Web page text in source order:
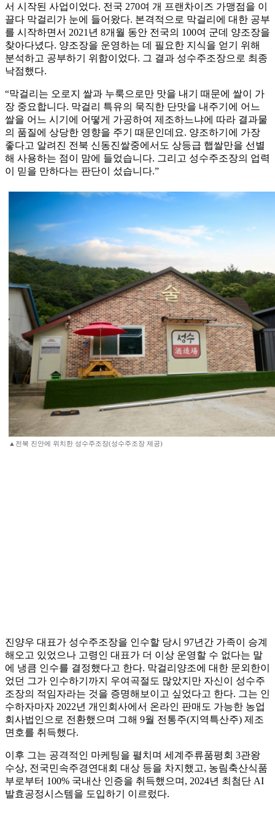
서 시작된 사업이었다. 전국 270여 개 프랜차이즈 가맹점을 이
끌다 막걸리가 눈에 들어왔다. 본격적으로 막걸리에 대한 공부
를 시작하면서 2021년 8개월 동안 전국의 100여 군데 양조장을
찾아다녔다. 양조장을 운영하는 데 필요한 지식을 얻기 위해
분석하고 공부하기 위함이었다. 그 결과 성수주조장으로 최종
낙점했다.
“막걸리는 오로지 쌀과 누룩으로만 맛을 내기 때문에 쌀이 가
장 중요합니다. 막걸리 특유의 묵직한 단맛을 내주기에 어느
쌀을 어느 시기에 어떻게 가공하여 제조하느냐에 따라 결과물
의 품질에 상당한 영향을 주기 때문인데요. 양조하기에 가장
좋다고 알려진 전북 신동진쌀중에서도 상등급 햅쌀만을 선별
해 사용하는 점이 맘에 들었습니다. 그리고 성수주조장의 업력
이 믿을 만하다는 판단이 섰습니다.”
▲전북 진안에 위치한 성수주조장(성수주조장 제공)
진양우 대표가 성수주조장을 인수할 당시 97년간 가족이 승계
해오고 있었으나 고령인 대표가 더 이상 운영할 수 없다는 말
에 냉큼 인수를 결정했다고 한다. 막걸리양조에 대한 문외한이
었던 그가 인수하기까지 우여곡절도 많았지만 자신이 성수주
조장의 적임자라는 것을 증명해보이고 싶었다고 한다. 그는 인
수하자마자 2022년 개인회사에서 온라인 판매도 가능한 농업
회사법인으로 전환했으며 그해 9월 전통주(지역특산주) 제조
면호를 취득했다.
이후 그는 공격적인 마케팅을 펼치며 세계주류품평회 3관왕
수상, 전국민속주경연대회 대상 등을 차지했고, 농림축산식품
부로부터 100% 국내산 인증을 취득했으며, 2024년 최첨단 AI
발효공정시스템을 도입하기 이르렀다.